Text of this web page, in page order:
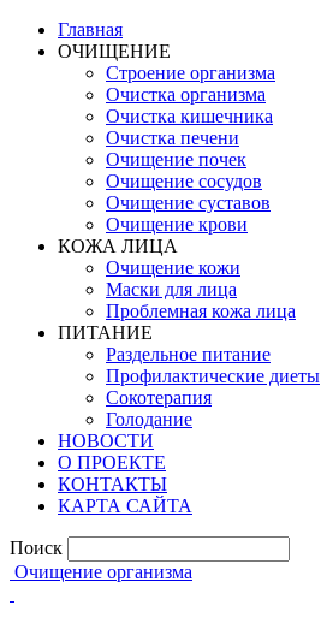
Главная
ОЧИЩЕНИЕ
Строение организма
Очистка организма
Очистка кишечника
Очистка печени
Очищение почек
Очищение сосудов
Очищение суставов
Очищение крови
КОЖА ЛИЦА
Очищение кожи
Маски для лица
Проблемная кожа лица
ПИТАНИЕ
Раздельное питание
Профилактические диеты
Сокотерапия
Голодание
НОВОСТИ
О ПРОЕКТЕ
КОНТАКТЫ
КАРТА САЙТА
Поиск
Очищение организма